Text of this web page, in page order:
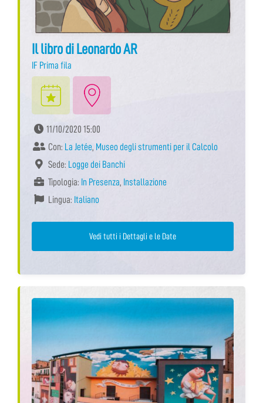
Il libro di Leonardo AR
IF Prima fila
11/10/2020 15:00
Con: La Jetée, Museo degli strumenti per il Calcolo
Sede: Logge dei Banchi
Tipologia: In Presenza, Installazione
Lingua: Italiano
Vedi tutti i Dettagli e le Date